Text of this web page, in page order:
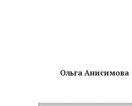
Ольга Анисимова